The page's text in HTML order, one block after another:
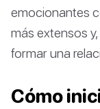
emocionantes
más extensos
formar una
Cómo